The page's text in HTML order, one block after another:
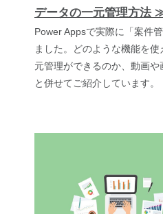
データの一元管理方法
Power Appsで実際に「案件
ました。どのような機能を
元管理ができるのか、動画
と併せてご紹介しています。